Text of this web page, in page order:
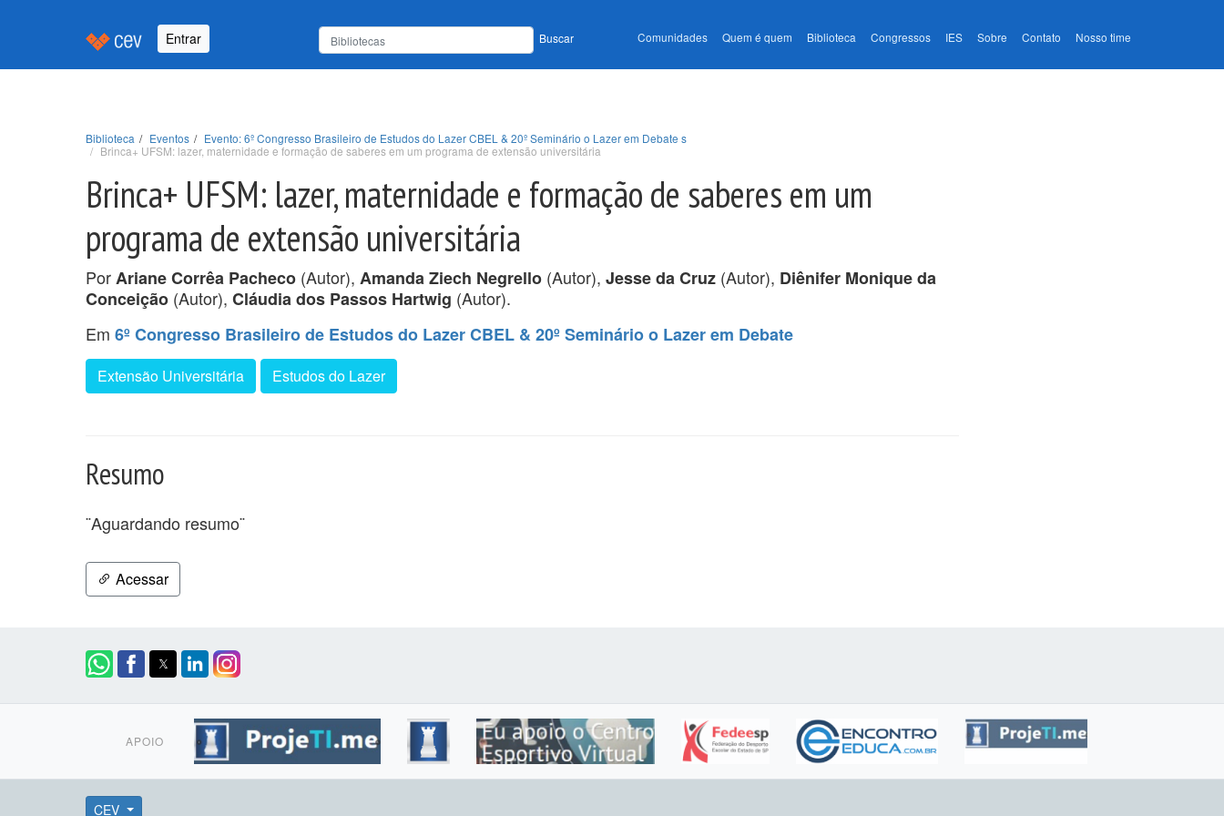
Entrar Buscar Comunidades Quem é quem Biblioteca Congressos IES Sobre Contato Nosso time
Biblioteca Eventos
Evento: 6º Congresso Brasileiro de Estudos do Lazer CBEL & 20º Seminário o Lazer em Debate s
Brinca+ UFSM: lazer, maternidade e formação de saberes em um programa de extensão universitária
Brinca+ UFSM: lazer, maternidade e formação de saberes em um
programa de extensão universitária
PorAriane Corrêa Pacheco (Autor), Amanda Ziech Negrello (Autor), Jesse da Cruz (Autor), Diênifer Monique da
Conceição (Autor), Cláudia dos Passos Hartwig (Autor).
Em 6º Congresso Brasileiro de Estudos do Lazer CBEL & 20º Seminário o Lazer em Debate
Extensão Universitária Estudos do Lazer
Resumo
¨Aguardando resumo¨
Acessar
APOIO
CEV